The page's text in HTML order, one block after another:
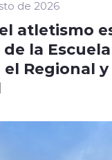
de 2026
atletismo
la
Regional